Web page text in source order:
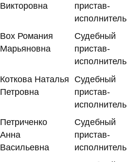
Викторовна
пристав-
исполнитель
Вох Романия
Марьяновна
Судебный
пристав-
исполнитель
Коткова Наталья
Петровна
Судебный
пристав-
исполнитель
Петриченко
Анна
Васильевна
Судебный
пристав-
исполнитель